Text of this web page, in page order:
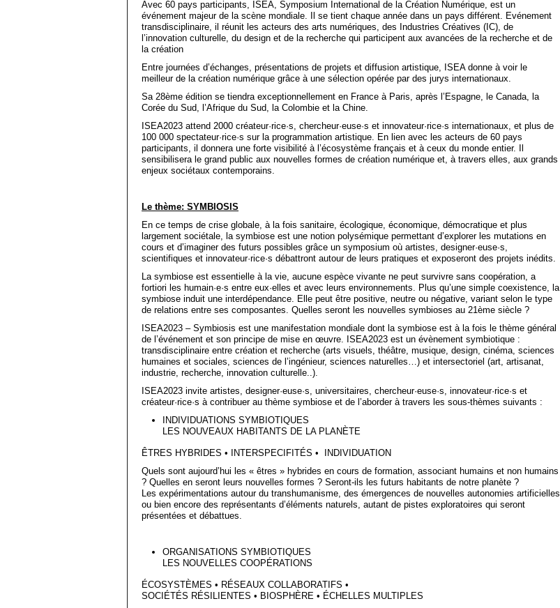
Avec 60 pays participants, ISEA, Symposium International de la Création Numérique, est un
événement majeur de la scène mondiale. Il se tient chaque année dans un pays différent. Evénement
transdisciplinaire, il réunit les acteurs des arts numériques, des Industries Créatives (IC), de
l’innovation culturelle, du design et de la recherche qui participent aux avancées de la recherche et de
la création
Entre journées d’échanges, présentations de projets et diffusion artistique, ISEA donne à voir le
meilleur de la création numérique grâce à une sélection opérée par des jurys internationaux.
Sa 28ème édition se tiendra exceptionnellement en France à Paris, après l’Espagne, le Canada, la
Corée du Sud, l’Afrique du Sud, la Colombie et la Chine.
ISEA2023 attend 2000 créateur·rice·s, chercheur·euse·s et innovateur·rice·s internationaux, et plus de
100 000 spectateur·rice·s sur la programmation artistique. En lien avec les acteurs de 60 pays
participants, il donnera une forte visibilité à l’écosystème français et à ceux du monde entier. Il
sensibilisera le grand public aux nouvelles formes de création numérique et, à travers elles, aux grands
enjeux sociétaux contemporains.
Le thème: SYMBIOSIS
En ce temps de crise globale, à la fois sanitaire, écologique, économique, démocratique et plus
largement sociétale, la symbiose est une notion polysémique permettant d’explorer les mutations en
cours et d’imaginer des futurs possibles grâce un symposium où artistes, designer·euse·s,
scientifiques et innovateur·rice·s débattront autour de leurs pratiques et exposeront des projets inédits.
La symbiose est essentielle à la vie, aucune espèce vivante ne peut survivre sans coopération, a
fortiori les humain·e·s entre eux·elles et avec leurs environnements. Plus qu’une simple coexistence, la
symbiose induit une interdépendance. Elle peut être positive, neutre ou négative, variant selon le type
de relations entre ses composantes. Quelles seront les nouvelles symbioses au 21ème siècle ?
ISEA2023 – Symbiosis est une manifestation mondiale dont la symbiose est à la fois le thème général
de l’événement et son principe de mise en œuvre. ISEA2023 est un évènement symbiotique :
transdisciplinaire entre création et recherche (arts visuels, théâtre, musique, design, cinéma, sciences
humaines et sociales, sciences de l’ingénieur, sciences naturelles…) et intersectoriel (art, artisanat,
industrie, recherche, innovation culturelle..).
ISEA2023 invite artistes, designer·euse·s, universitaires, chercheur·euse·s, innovateur·rice·s et
créateur·rice·s à contribuer au thème symbiose et de l’aborder à travers les sous-thèmes suivants :
INDIVIDUATIONS SYMBIOTIQUES
LES NOUVEAUX HABITANTS DE LA PLANÈTE
ÊTRES HYBRIDES • INTERSPECIFITÉS • INDIVIDUATION
Quels sont aujourd’hui les « êtres » hybrides en cours de formation, associant humains et non humains
? Quelles en seront leurs nouvelles formes ? Seront-ils les futurs habitants de notre planète ?
Les expérimentations autour du transhumanisme, des émergences de nouvelles autonomies artificielles
ou bien encore des représentants d’éléments naturels, autant de pistes exploratoires qui seront
présentées et débattues.
ORGANISATIONS SYMBIOTIQUES
LES NOUVELLES COOPÉRATIONS
ÉCOSYSTÈMES • RÉSEAUX COLLABORATIFS •
SOCIÉTÉS RÉSILIENTES • BIOSPHÈRE • ÉCHELLES MULTIPLES